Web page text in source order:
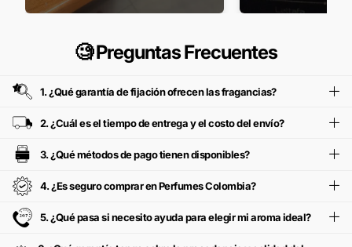
🧐 Preguntas Frecuentes
1. ¿Qué garantía de fijación ofrecen las fragancias?
2. ¿Cuál es el tiempo de entrega y el costo del envío?
3. ¿Qué métodos de pago tienen disponibles?
4. ¿Es seguro comprar en Perfumes Colombia?
5. ¿Qué pasa si necesito ayuda para elegir mi aroma ideal?